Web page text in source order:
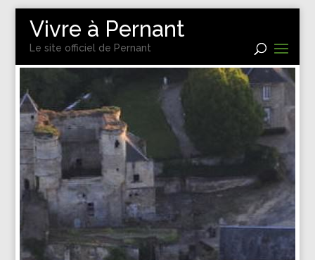
Vivre à Pernant
Le site officiel de Pernant